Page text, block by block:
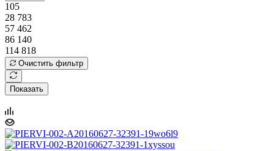
105
28 783
57 462
86 140
114 818
Очистить фильтр
Показать